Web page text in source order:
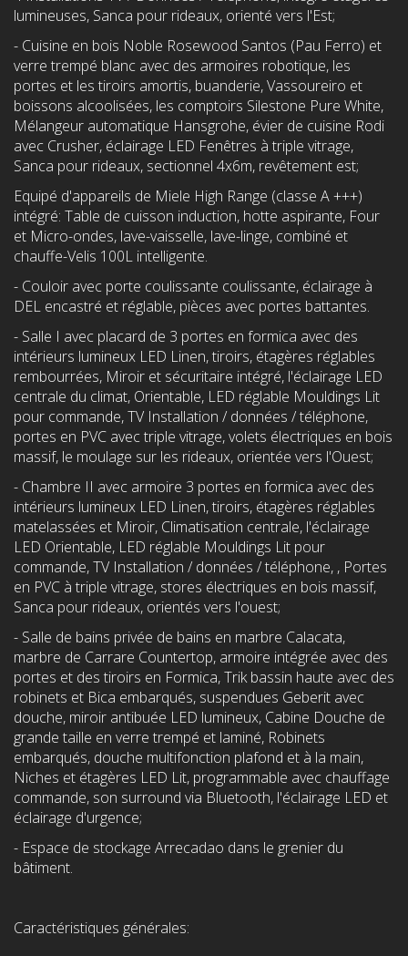
lumineuses, Sanca pour rideaux, orienté vers l'Est;
- Cuisine en bois Noble Rosewood Santos (Pau Ferro) et
verre trempé blanc avec des armoires robotique, les
portes et les tiroirs amortis, buanderie, Vassoureiro et
boissons alcoolisées, les comptoirs Silestone Pure White,
Mélangeur automatique Hansgrohe, évier de cuisine Rodi
avec Crusher, éclairage LED Fenêtres à triple vitrage,
Sanca pour rideaux, sectionnel 4x6m, revêtement est;
Equipé d'appareils de Miele High Range (classe A +++)
intégré: Table de cuisson induction, hotte aspirante, Four
et Micro-ondes, lave-vaisselle, lave-linge, combiné et
chauffe-Velis 100L intelligente.
- Couloir avec porte coulissante coulissante, éclairage à
DEL encastré et réglable, pièces avec portes battantes.
- Salle I avec placard de 3 portes en formica avec des
intérieurs lumineux LED Linen, tiroirs, étagères réglables
rembourrées, Miroir et sécuritaire intégré, l'éclairage LED
centrale du climat, Orientable, LED réglable Mouldings Lit
pour commande, TV Installation / données / téléphone,
portes en PVC avec triple vitrage, volets électriques en bois
massif, le moulage sur les rideaux, orientée vers l'Ouest;
- Chambre II avec armoire 3 portes en formica avec des
intérieurs lumineux LED Linen, tiroirs, étagères réglables
matelassées et Miroir, Climatisation centrale, l'éclairage
LED Orientable, LED réglable Mouldings Lit pour
commande, TV Installation / données / téléphone, , Portes
en PVC à triple vitrage, stores électriques en bois massif,
Sanca pour rideaux, orientés vers l'ouest;
- Salle de bains privée de bains en marbre Calacata,
marbre de Carrare Countertop, armoire intégrée avec des
portes et des tiroirs en Formica, Trik bassin haute avec des
robinets et Bica embarqués, suspendues Geberit avec
douche, miroir antibuée LED lumineux, Cabine Douche de
grande taille en verre trempé et laminé, Robinets
embarqués, douche multifonction plafond et à la main,
Niches et étagères LED Lit, programmable avec chauffage
commande, son surround via Bluetooth, l'éclairage LED et
éclairage d'urgence;
- Espace de stockage Arrecadao dans le grenier du
bâtiment.
Caractéristiques générales: